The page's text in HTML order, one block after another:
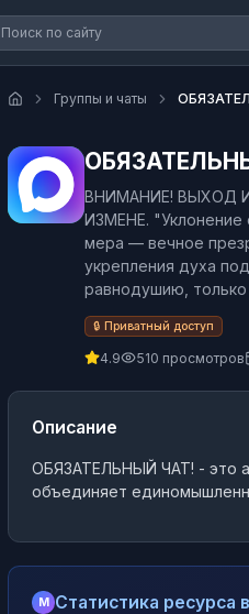
Группы и чаты
ВНИМАНИЕ! ВЫХОД
ИЗМЕНЕ. "Уклонение
мера — вечное
укрепления духа
равнодушию, только
🔒 Приватный доступ
4.9 510 просмотров
Описание
ОБЯЗАТЕЛЬНЫЙ ЧАТ! - это
объединяет
M Статистика ресурса